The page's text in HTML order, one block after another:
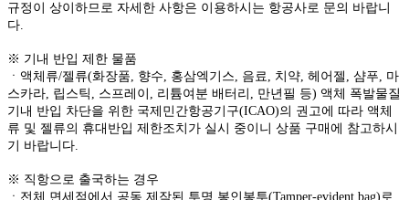
규정이 상이하므로 자세한 사항은 이용하시는 항공사로 문의 바랍니
다.
※ 기내 반입 제한 물품
ㆍ액체류/젤류(화장품, 향수, 홍삼엑기스, 음료, 치약, 헤어젤, 샴푸, 마
스카라, 립스틱, 스프레이, 리튬여분 배터리, 만년필 등) 액체 폭발물질
기내 반입 차단을 위한 국제민간항공기구(ICAO)의 권고에 따라 액체
류 및 젤류의 휴대반입 제한조치가 실시 중이니 상품 구매에 참고하시
기 바랍니다.
※ 직항으로 출국하는 경우
ㆍ전체 면세점에서 공동 제작된 투명 봉인봉투(Tamper-evident bag)로